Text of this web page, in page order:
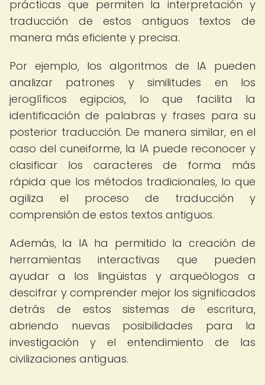
prácticas que permiten la interpretación y
traducción de estos antiguos textos de
manera más eficiente y precisa.
Por ejemplo, los algoritmos de IA pueden
analizar patrones y similitudes en los
jeroglíficos egipcios, lo que facilita la
identificación de palabras y frases para su
posterior traducción. De manera similar, en el
caso del cuneiforme, la IA puede reconocer y
clasificar los caracteres de forma más
rápida que los métodos tradicionales, lo que
agiliza el proceso de traducción y
comprensión de estos textos antiguos.
Además, la IA ha permitido la creación de
herramientas interactivas que pueden
ayudar a los lingüistas y arqueólogos a
descifrar y comprender mejor los significados
detrás de estos sistemas de escritura,
abriendo nuevas posibilidades para la
investigación y el entendimiento de las
civilizaciones antiguas.